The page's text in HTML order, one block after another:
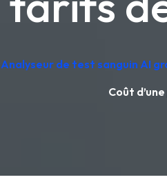
Analyseur de test sanguin AI
Coût